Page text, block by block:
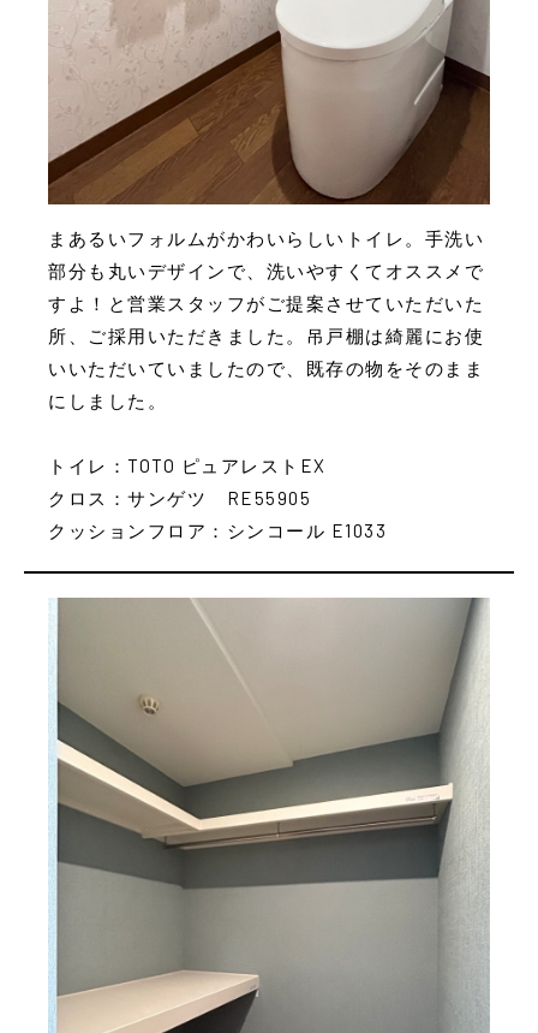
まあるいフォルムがかわいらしいトイレ。手洗い
部分も丸いデザインで、洗いやすくてオススメで
すよ！と営業スタッフがご提案させていただいた
所、ご採用いただきました。吊戸棚は綺麗にお使
いいただいていましたので、既存の物をそのまま
にしました。
トイレ：TOTO ピュアレストEX
クロス：サンゲツ RE55905
クッションフロア：シンコール E1033